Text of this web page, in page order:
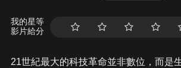
我的星等
影片給分
21世紀最大的科技革命並非數位，而是